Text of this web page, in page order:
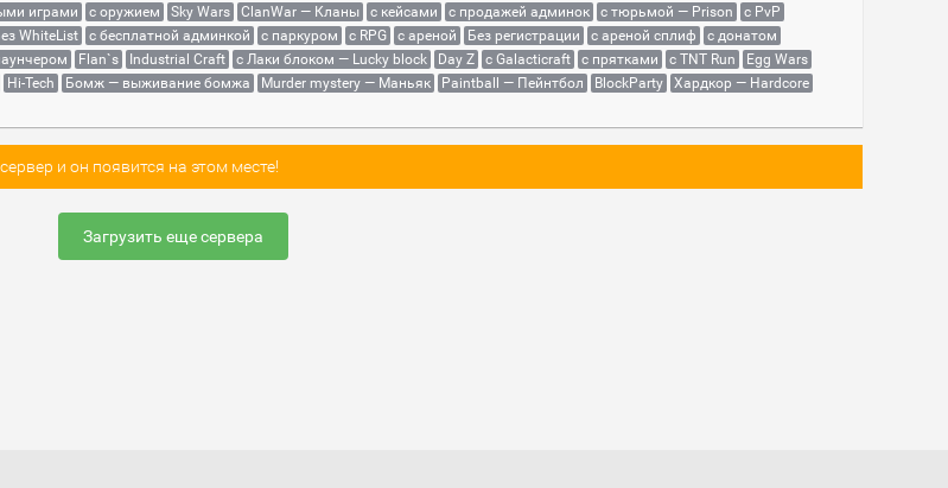
играми с оружием Sky Wars ClanWar — Кланы с кейсами с продажей админок с тюрьмой — Prison
с PvP
WhiteList с бесплатной админкой с паркуром с RPG с ареной Без регистрации с ареной сплиф
с донатом
Flan`s Industrial Craft с Лаки блоком — Lucky block Day Z с Galacticraft с прятками с TNT Run
Egg Wars
Hi-Tech Бомж — выживание бомжа Murder mystery — Маньяк Paintball — Пейнтбол BlockParty
Хардкор — Hardcore
и он появится на этом месте!
Загрузить еще сервера